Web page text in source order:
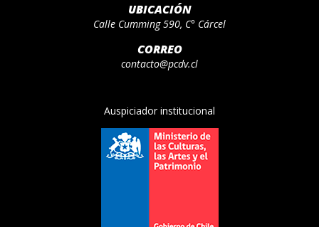
UBICACIÓN
Calle Cumming 590, C° Cárcel
CORREO
contacto@pcdv.cl
Auspiciador institucional